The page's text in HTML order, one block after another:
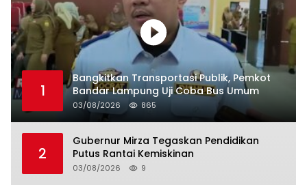
1
Bangkitkan Transportasi Publik, Pemkot
Bandar Lampung Uji Coba Bus Umum
03/08/2026 865
2
Gubernur Mirza Tegaskan Pendidikan
Putus Rantai Kemiskinan
03/08/2026 9